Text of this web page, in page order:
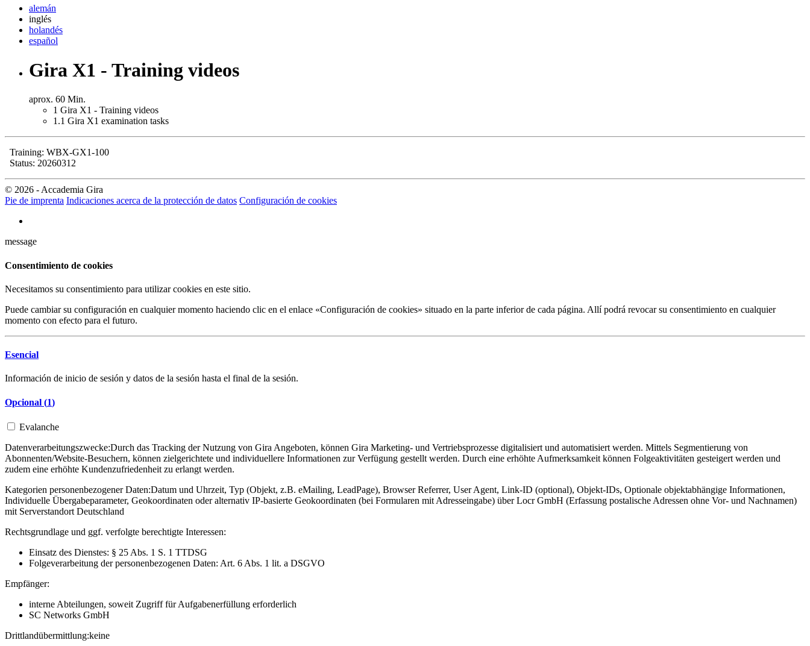
alemán
inglés
holandés
español
Gira X1 - Training videos
aprox. 60 Min.
1 Gira X1 - Training videos
1.1 Gira X1 examination tasks
Training: WBX-GX1-100
Status: 20260312
© 2026 - Accademia Gira
Pie de imprenta Indicaciones acerca de la protección de datos Configuración de cookies
message
Consentimiento de cookies
Necesitamos su consentimiento para utilizar cookies en este sitio.
Puede cambiar su configuración en cualquier momento haciendo clic en el enlace «Configuración de cookies» situado en la parte inferior de cada página. Allí podrá revocar su consentimiento en cualquier
momento con efecto para el futuro.
Esencial
Información de inicio de sesión y datos de la sesión hasta el final de la sesión.
Opcional (1)
Evalanche
Datenverarbeitungszwecke:Durch das Tracking der Nutzung von Gira Angeboten, können Gira Marketing- und Vertriebsprozesse digitalisiert und automatisiert werden. Mittels Segmentierung von
Abonnenten/Website-Besuchern, können zielgerichtete und individuellere Informationen zur Verfügung gestellt werden. Durch eine erhöhte Aufmerksamkeit können Folgeaktivitäten gesteigert werden und
zudem eine erhöhte Kundenzufriedenheit zu erlangt werden.
Kategorien personenbezogener Daten:Datum und Uhrzeit, Typ (Objekt, z.B. eMailing, LeadPage), Browser Referrer, User Agent, Link-ID (optional), Objekt-IDs, Optionale objektabhängige Informationen,
Individuelle Übergabeparameter, Geokoordinaten oder alternativ IP-basierte Geokoordinaten (bei Formularen mit Adresseingabe) über Locr GmbH (Erfassung postalische Adressen ohne Vor- und Nachnamen)
mit Serverstandort Deutschland
Rechtsgrundlage und ggf. verfolgte berechtigte Interessen:
Einsatz des Dienstes: § 25 Abs. 1 S. 1 TTDSG
Folgeverarbeitung der personenbezogenen Daten: Art. 6 Abs. 1 lit. a DSGVO
Empfänger:
interne Abteilungen, soweit Zugriff für Aufgabenerfüllung erforderlich
SC Networks GmbH
Drittlandübermittlung:keine